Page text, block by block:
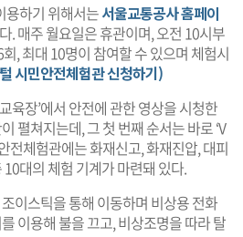
용하기 위해서는서울교통공사 홈페이
. 매주 월요일은 휴관이며, 오전 10시부
, 최대 10명이 참여할 수 있으며 체험시
시민안전체험관 신청하기)
육장’에서 안전에 관한 영상을 시청한
펼쳐지는데, 그 첫 번째 순서는 바로 ‘V
전체험관에는 화재신고, 화재진압, 대피
대의 체험 기계가 마련돼 있다.
이스틱을 통해 이동하며 비상용 전화
이용해 불을 끄고, 비상조명을 따라 탈